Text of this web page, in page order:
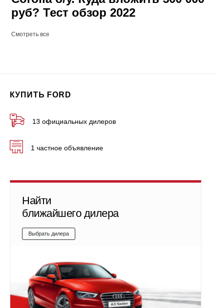
руб? Тест обзор 2022
Смотреть все
КУПИТЬ FORD
13 официальных дилеров
1 частное объявление
Найти
ближайшего дилера
Выбрать дилера